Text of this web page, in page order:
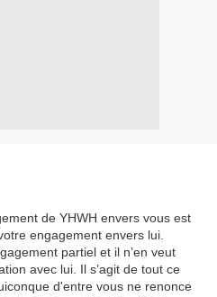
de YHWH envers vous est
engagement envers lui.
partiel et il n’en veut
avec lui. Il s’agit de tout ce
d'entre vous ne renonce